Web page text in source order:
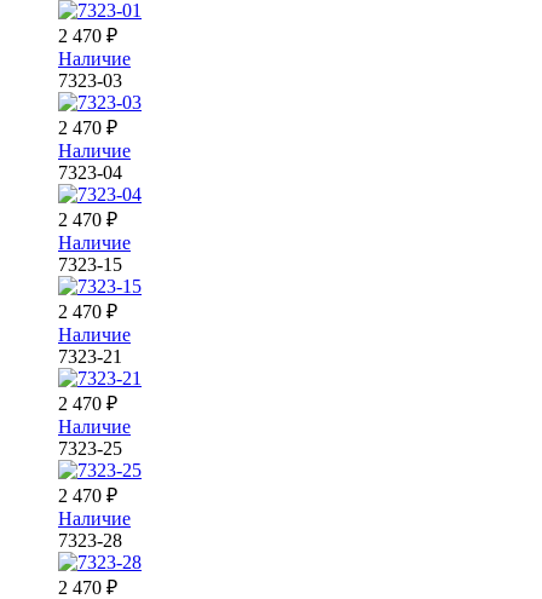
2 470 ₽
Наличие
7323-03
2 470 ₽
Наличие
7323-04
2 470 ₽
Наличие
7323-15
2 470 ₽
Наличие
7323-21
2 470 ₽
Наличие
7323-25
2 470 ₽
Наличие
7323-28
2 470 ₽